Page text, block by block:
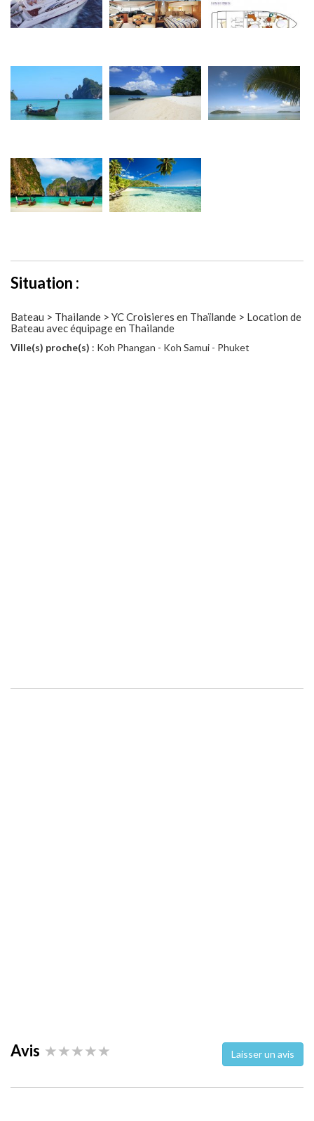
Situation :
Bateau > Thailande > YC Croisieres en Thaïlande > Location de
Bateau avec équipage en Thailande
Ville(s) proche(s) : Koh Phangan - Koh Samui - Phuket
Avis Laisser un avis